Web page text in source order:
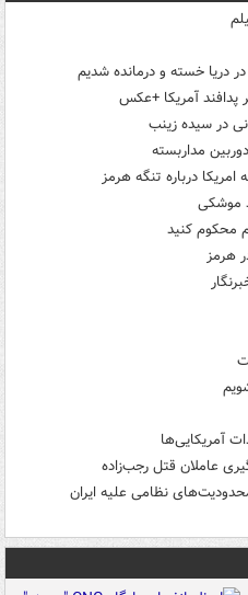
در سیده زینب
درباره تنگه هرمز
موشکی
محکوم کنید
هرمز
آمریکایی‌ها
عاملان قتل رجب‌زاده
نظامی علیه ایران